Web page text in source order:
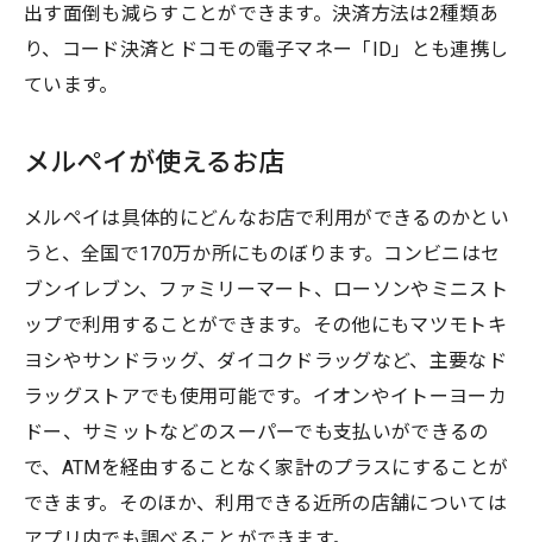
出す面倒も減らすことができます。決済方法は2種類あ
り、コード決済とドコモの電子マネー「ID」とも連携し
ています。
メルペイが使えるお店
メルペイは具体的にどんなお店で利用ができるのかとい
うと、全国で170万か所にものぼります。コンビニはセ
ブンイレブン、ファミリーマート、ローソンやミニスト
ップで利用することができます。その他にもマツモトキ
ヨシやサンドラッグ、ダイコクドラッグなど、主要なド
ラッグストアでも使用可能です。イオンやイトーヨーカ
ドー、サミットなどのスーパーでも支払いができるの
で、ATMを経由することなく家計のプラスにすることが
できます。そのほか、利用できる近所の店舗については